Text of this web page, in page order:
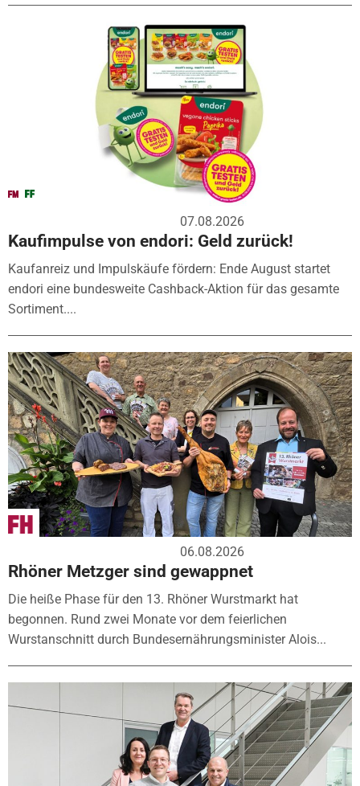
07.08.2026
Kaufimpulse von endori: Geld zurück!
Kaufanreiz und Impulskäufe fördern: Ende August startet
endori eine bundesweite Cashback-Aktion für das gesamte
Sortiment....
06.08.2026
Rhöner Metzger sind gewappnet
Die heiße Phase für den 13. Rhöner Wurstmarkt hat
begonnen. Rund zwei Monate vor dem feierlichen
Wurstanschnitt durch Bundesernährungsminister Alois...